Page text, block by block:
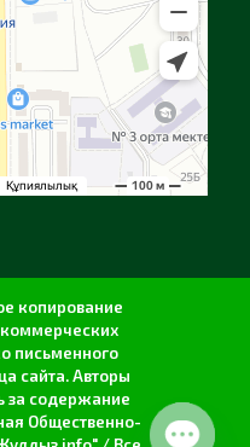
копирование
коммерческих
письменного
сайта. Авторы
за содержание
Общественно-